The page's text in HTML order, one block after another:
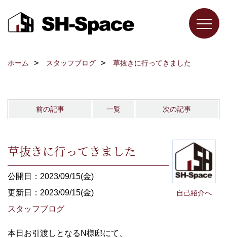
ホーム スタッフブログ 草抜きに行ってきました
前の記事 一覧 次の記事
自己紹介へ
草抜きに行ってきました
公開日：2023/09/15(金)
更新日：2023/09/15(金)
スタッフブログ
本日お引渡しとなるN様邸にて、